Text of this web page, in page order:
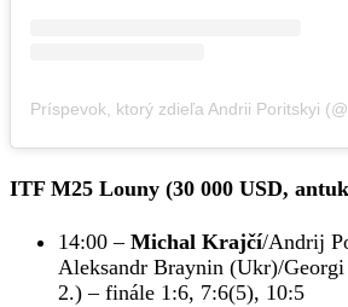
Príspevok, ktorý zdieľa Andrii Poritskyi
ITF M25 Louny (30 000 USD,
14:00 – Michal Krajčí/Andrij
Aleksandr Braynin (Ukr)/
2.) – finále 1:6, 7:6(5), 10:5